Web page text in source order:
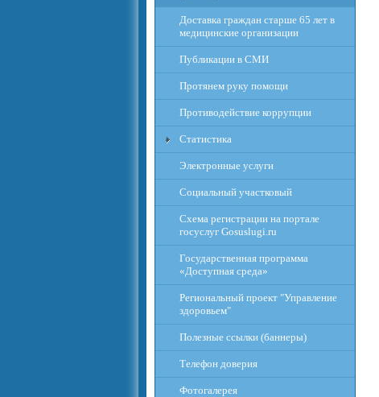
Доставка граждан старше 65 лет в
медицинские организации
Публикации в СМИ
Протянем руку помощи
Противодействие коррупции
Статистика
Электронные услуги
Социальный участковый
Схема регистрации на портале
госуслуг Gosuslugi.ru
Государственная программа
«Доступная среда»
Региональный проект "Управление
здоровьем"
Полезные ссылки (баннеры)
Телефон доверия
Фотогалерея